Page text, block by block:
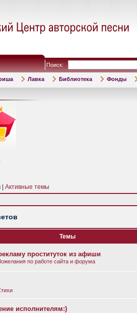
Поиск:
Лавка Библиотека Фонды
Активные темы
Темы
проституток из афиши
по работе сайта и форума
исполнителям:)